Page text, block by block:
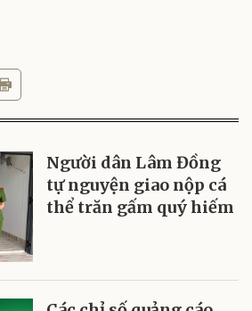
Người dân Lâm Đồng
tự nguyện giao nộp cá
thể trăn gấm quý hiếm